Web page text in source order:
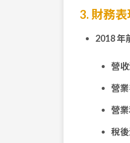
3. 財務
2018 年
營
營業
營
稅後